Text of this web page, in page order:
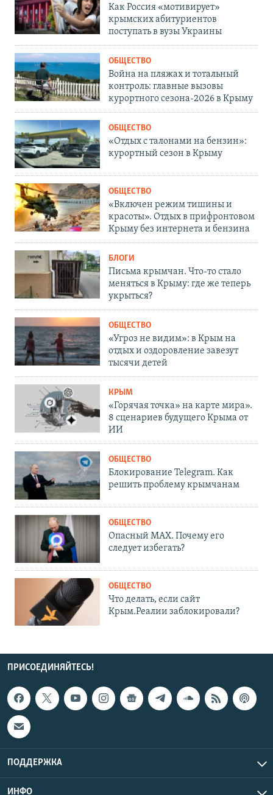
Как Россия «мотивирует»
крымских абитуриентов
поступать в вузы Украины
ОБЩЕСТВО
Война на пляжах и тотальный
контроль: главные вызовы
курортного сезона-2026 в Крыму
ОБЩЕСТВО
«Отдых с талонами на бензин»:
курортный сезон в Крыму
ОБЩЕСТВО
«Включен режим тишины и
красоты». Отдых в прифронтовом
Крыму без интернета и бензина
БЛОГИ
Письма крымчан. Что-то стало
меняться в Крыму: где же теперь
укрыться?
ОБЩЕСТВО
«Угроз не видим»: в Крым на
отдых и оздоровление завезут
тысячи детей
КРЫМ
«Горячая точка» на карте мира».
8 сценариев будущего Крыма от
ИИ
ОБЩЕСТВО
Блокирование Telegram. Как
решить проблему крымчанам
ОБЩЕСТВО
Опасный MAX. Почему его
следует избегать?
ОБЩЕСТВО
Что делать, если сайт
Крым.Реалии заблокировали?
ПРИСОЕДИНЯЙТЕСЬ!
ПОДДЕРЖКА
ИНФО